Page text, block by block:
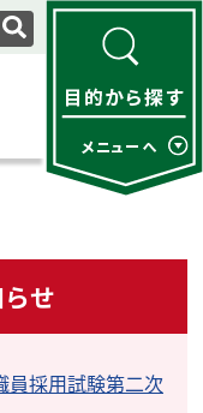
せ
員採用試験第二次